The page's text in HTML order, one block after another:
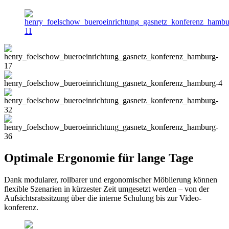
Optimale Ergonomie für lange Tage
Dank modularer, rollbarer und ergonomischer Möblierung können
flexible Szenarien in kürzester Zeit umgesetzt werden – von der
Aufsichtsratssitzung über die interne Schulung bis zur Video­
konferenz.